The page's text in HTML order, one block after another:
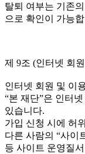
탈퇴 여부는 기존
으로 확인이 가능
제 9조 (인터넷 회
인터넷 회원 및 이
“본 재단”은 인터
있습니다.
가입 신청 시에 허
다른 사람의 “사이
등 사이트 운영질